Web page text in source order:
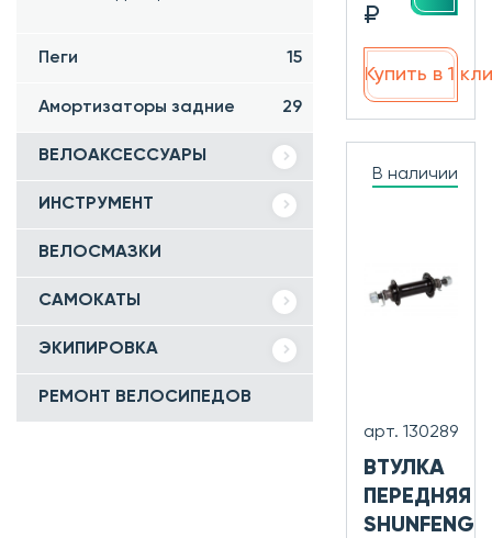
Пеги 15
Амортизаторы задние 29
ВЕЛОАКСЕССУАРЫ
ИНСТРУМЕНТ
ВЕЛОСМАЗКИ
САМОКАТЫ
ЭКИПИРОВКА
РЕМОНТ ВЕЛОСИПЕДОВ
₽
Купить в 1
В наличии
арт. 130289
ВТУЛКА
ПЕРЕДНЯЯ
SHUNFENG